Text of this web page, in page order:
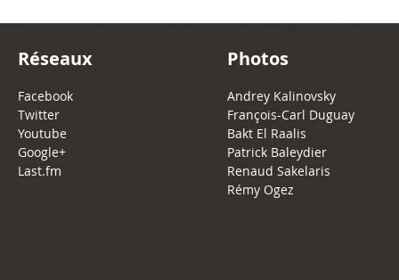
Réseaux
Facebook
Twitter
Youtube
Google+
Last.fm
Photos
Andrey Kalinovsky
François-Carl Duguay
Bakt El Raalis
Patrick Baleydier
Renaud Sakelaris
Rémy Ogez